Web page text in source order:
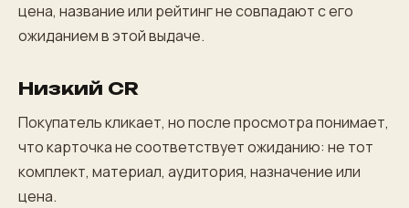
цена, название или рейтинг не совпадают с его
ожиданием в этой выдаче.
Низкий CR
Покупатель кликает, но после просмотра понимает,
что карточка не соответствует ожиданию: не тот
комплект, материал, аудитория, назначение или
цена.